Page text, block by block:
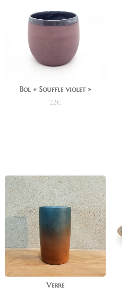
Bol « Souffle violet »
22€
Verre